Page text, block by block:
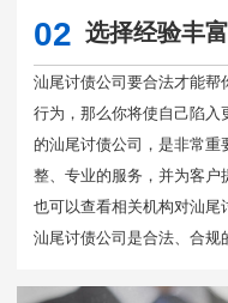
02 选择经验丰
汕尾讨债公司要合法才能帮
行为，那么你将使自己陷入
的汕尾讨债公司，是非常
整、专业的服务，并为客户
也可以查看相关机构对汕尾
汕尾讨债公司是合法、合规